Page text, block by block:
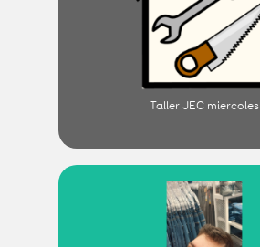
Taller JEC miercoles